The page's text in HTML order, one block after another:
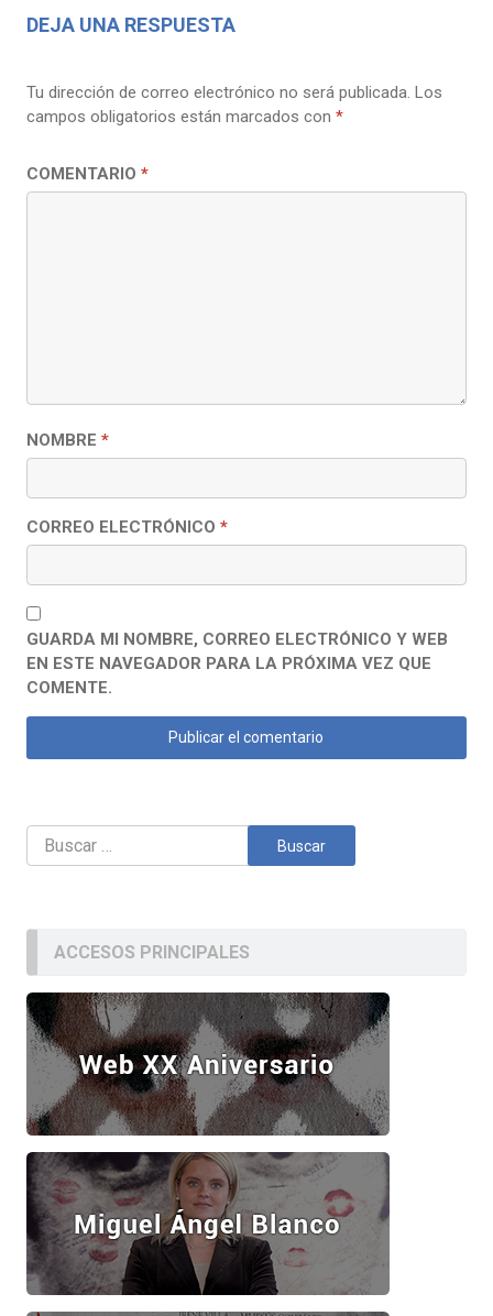
DEJA UNA RESPUESTA
Tu dirección de correo electrónico no será publicada. Los
campos obligatorios están marcados con *
COMENTARIO *
NOMBRE *
CORREO ELECTRÓNICO *
GUARDA MI NOMBRE, CORREO ELECTRÓNICO Y WEB
EN ESTE NAVEGADOR PARA LA PRÓXIMA VEZ QUE
COMENTE.
Buscar:
ACCESOS PRINCIPALES